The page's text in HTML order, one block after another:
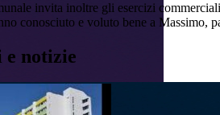
invita inoltre gli esercizi
conosciuto e voluto bene a
notizie